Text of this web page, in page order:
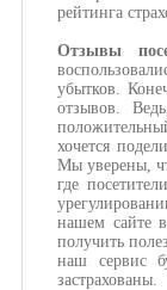
рейтинга
Отзывы
убытков.
отзывов.
хочется
Мы уверены,
где
нашем сайте
получить
наш сервис
застрахованы.